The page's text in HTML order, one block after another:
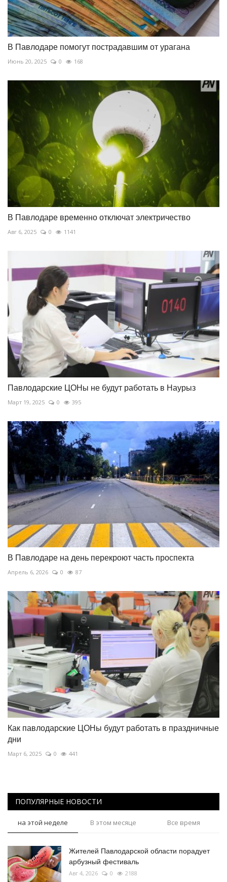
В Павлодаре помогут пострадавшим от урагана
Июнь 20, 2025 0 168
В Павлодаре временно отключат электричество
Авг 6, 2025 0 1141
Павлодарские ЦОНы не будут работать в Наурыз
Март 19, 2025 0 395
В Павлодаре на день перекроют часть проспекта
Апрель 6, 2026 0 87
Как павлодарские ЦОНы будут работать в праздничные
дни
Март 6, 2025 0 441
ПОПУЛЯРНЫЕ НОВОСТИ
на этой неделе В этом месяце Все время
Жителей Павлодарской области порадует
арбузный фестиваль
Авг 4, 2026 0 2188